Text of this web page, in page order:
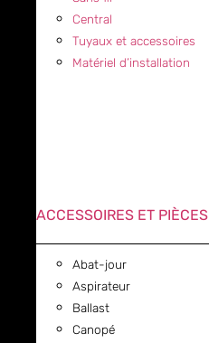
Central
Tuyaux et accessoires
Matériel d’installation
ACCESSOIRES ET PIÈCES
Abat-jour
Aspirateur
Ballast
Canopé